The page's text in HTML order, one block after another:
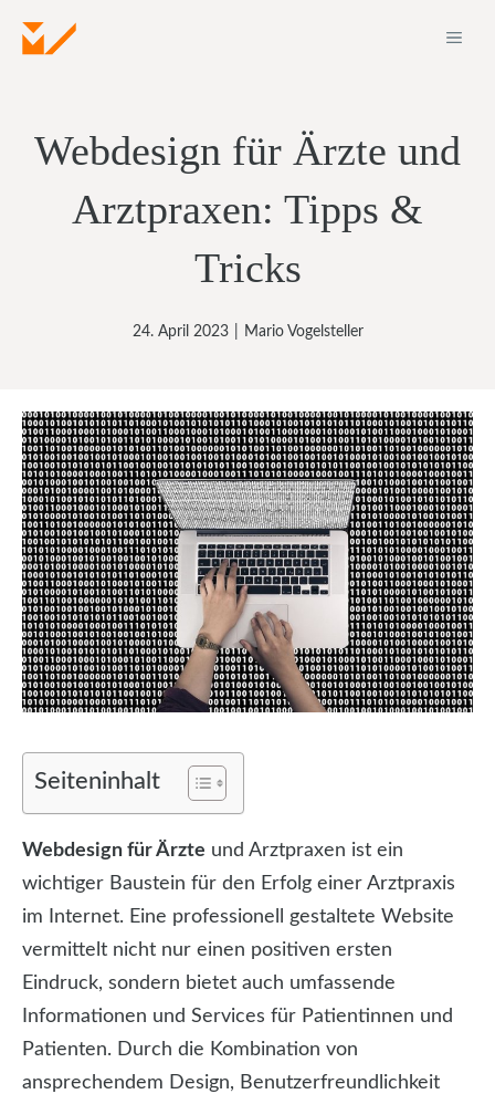
Inhalt
Webdesign für Ärzte und
Arztpraxen: Tipps &
Tricks
24. April 2023 Mario Vogelsteller
Seiteninhalt
Webdesign für Ärzte und Arztpraxen ist ein
wichtiger Baustein für den Erfolg einer Arztpraxis
im Internet. Eine professionell gestaltete Website
vermittelt nicht nur einen positiven ersten
Eindruck, sondern bietet auch umfassende
Informationen und Services für Patientinnen und
Patienten. Durch die Kombination von
ansprechendem Design, Benutzerfreundlichkeit